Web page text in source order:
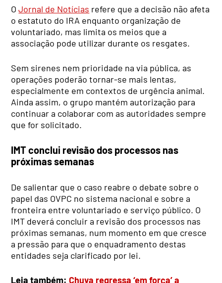
OJornal de Notícias refere que a decisão não afeta
o estatuto do IRA enquanto organização de
voluntariado, mas limita os meios que a
associação pode utilizar durante os resgates.
Sem sirenes nem prioridade na via pública, as
operações poderão tornar-se mais lentas,
especialmente em contextos de urgência animal.
Ainda assim, o grupo mantém autorização para
continuar a colaborar com as autoridades sempre
que for solicitado.
IMT conclui revisão dos processos nas
próximas semanas
De salientar que o caso reabre o debate sobre o
papel das OVPC no sistema nacional e sobre a
fronteira entre voluntariado e serviço público. O
IMT deverá concluir a revisão dos processos nas
próximas semanas, num momento em que cresce
a pressão para que o enquadramento destas
entidades seja clarificado por lei.
Leia também:Chuva regressa ‘em força’ a